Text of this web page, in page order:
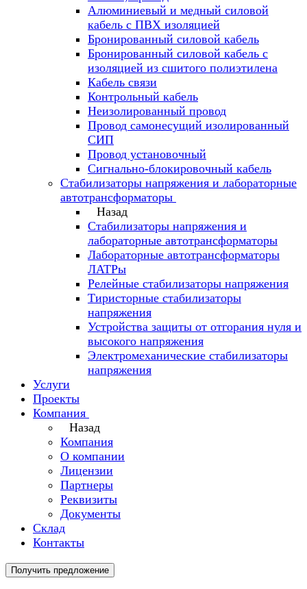
Алюминиевый и медный силовой
кабель с ПВХ изоляцией
Бронированный силовой кабель
Бронированный силовой кабель с
изоляцией из сшитого полиэтилена
Кабель связи
Контрольный кабель
Неизолированный провод
Провод самонесущий изолированный
СИП
Провод установочный
Сигнально-блокировочный кабель
Стабилизаторы напряжения и лабораторные
автотрансформаторы
Назад
Стабилизаторы напряжения и
лабораторные автотрансформаторы
Лабораторные автотрансформаторы
ЛАТРы
Релейные стабилизаторы напряжения
Тиристорные стабилизаторы
напряжения
Устройства защиты от отгорания нуля и
высокого напряжения
Электромеханические стабилизаторы
напряжения
Услуги
Проекты
Компания
Назад
Компания
О компании
Лицензии
Партнеры
Реквизиты
Документы
Склад
Контакты
Получить предложение